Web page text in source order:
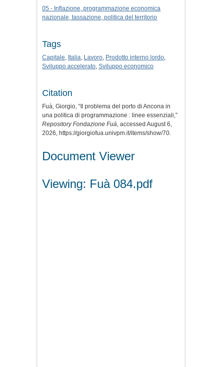
05 - Inflazione, programmazione economica
nazionale, tassazione, politica del territorio
Tags
Capitale, Italia, Lavoro, Prodotto interno lordo,
Sviluppo accelerato, Sviluppo economico
Citation
Fuà, Giorgio, “Il problema del porto di Ancona in
una politica di programmazione : linee essenziali,”
Repository Fondazione Fuà, accessed August 6,
2026, https://giorgiofua.univpm.it/items/show/70.
Document Viewer
Viewing: Fuà 084.pdf